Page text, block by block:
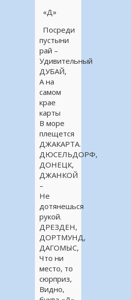
«Д»
Посреди
пустыни
рай –
Удивительный
ДУБАЙ,
А на
самом
крае
карты
В море
плещется
ДЖАКАРТА.
ДЮСЕЛЬДОРФ,
ДОНЕЦК,
ДЖАНКОЙ
–
Не
дотянешься
рукой.
ДРЕЗДЕН,
ДОРТМУНД,
ДАГОМЫС,
Что ни
место, то
сюрприз,
Видно,